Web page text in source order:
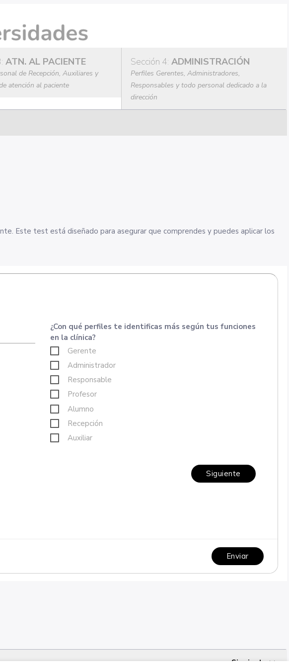
ATN. AL PACIENTE
de Recepción, Auxiliares y
atención al paciente
Sección 4: ADMINISTRACIÓN
Perfiles Gerentes, Administradores,
Responsables y todo personal dedicado a la
dirección
Este test está diseñado para asegurar que comprendes y puedes aplicar los
¿Con qué perfiles te identificas más según tus funciones
en la clínica?
Gerente
Administrador
Responsable
Profesor
Alumno
Recepción
Auxiliar
Siguiente
Enviar
Siguiente >>